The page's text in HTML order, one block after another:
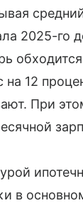
2025-го
12
При
в